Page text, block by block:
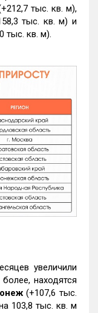
тыс. кв. м),
тыс. кв. м) и
тыс. кв. м).
увеличили
находятся
(+107,6 тыс.
103,8 тыс. кв. м